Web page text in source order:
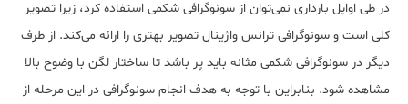
در طی اوایل بارداری نمی‌توان از سونوگرافی شکمی استفاده کرد، زیرا تصویر
کلی است و سونوگرافی ترانس واژینال تصویر بهتری را ارائه می‌کند. از طرف
دیگر در سونوگرافی شکمی مثانه باید پر باشد تا ساختار لگن با وضوح بالا
مشاهده شود. بنابراین با توجه به هدف انجام سونوگرافی در این مرحله از